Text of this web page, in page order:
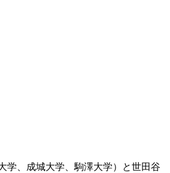
学、成城大学、駒澤大学）と世田谷